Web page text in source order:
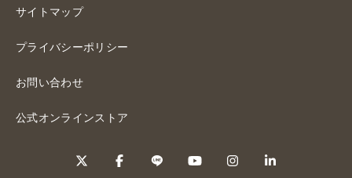
サイトマップ
プライバシーポリシー
お問い合わせ
公式オンラインストア